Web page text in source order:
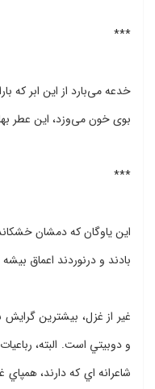
***
خدعه مى‌بارد از اين ابر كه
بوى خون مى‌وزد، اين عطر
***
این یاوگان که دمشان
بادند و درنوردند اعماق بیشه
غير از غزل،‌ بيشترين
و دوبيتي است. البته،
شاعرانه اي كه دارند،